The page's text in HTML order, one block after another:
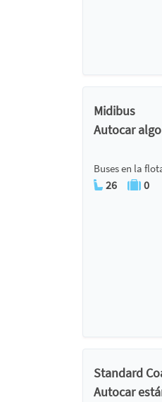
Midibus
Autocar
Buses en la
26 0
Standard
Autocar